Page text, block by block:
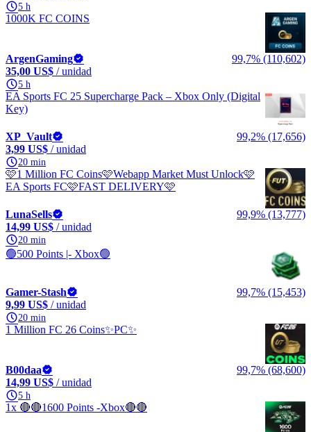
5 h
1000K FC COINS
ArgenGaming
99,7% (110,602)
35,00 US$ / unidad
5 h
EA Sports FC 25 Supercharge Pack – Xbox Only (Digital
Key)
XP_Vault
99,2% (17,656)
3,99 US$ / unidad
20 min
🩷1 Million FC Coins🩷Webapp Market Must Unlock🩷
EA Sports FC🩷FAST DELIVERY🩷
LunaSells
99,9% (13,777)
14,99 US$ / unidad
20 min
🟢500 Points |- Xbox🟢
Gamer-Stash
99,7% (15,453)
9,99 US$ / unidad
20 min
1 Million FC 26 Coins✨PC✨
B00daa
99,7% (68,600)
14,99 US$ / unidad
5 h
1x 🔴🔴1600 Points -Xbox🔴🔴